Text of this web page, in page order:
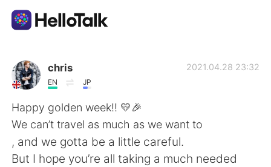
언어 교환 앱
AI Grammar Checker
한국어
chris
EN JP
2021.04.28 23:32
Happy golden week!! 💛🎉
We can’t travel as much as we want to
, and we gotta be a little careful.
But I hope you’re all taking a much needed